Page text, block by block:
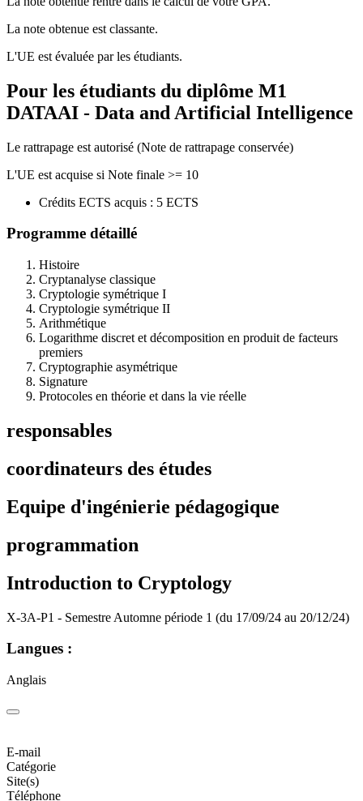
La note obtenue est classante.
L'UE est évaluée par les étudiants.
Pour les étudiants du diplôme M1
DATAAI - Data and Artificial Intelligence
Le rattrapage est autorisé (Note de rattrapage conservée)
L'UE est acquise si Note finale >= 10
Crédits ECTS acquis : 5 ECTS
Programme détaillé
Histoire
Cryptanalyse classique
Cryptologie symétrique I
Cryptologie symétrique II
Arithmétique
Logarithme discret et décomposition en produit de facteurs
premiers
Cryptographie asymétrique
Signature
Protocoles en théorie et dans la vie réelle
responsables
coordinateurs des études
Equipe d'ingénierie pédagogique
programmation
Introduction to Cryptology
X-3A-P1 - Semestre Automne période 1 (du 17/09/24 au 20/12/24)
Langues :
Anglais
E-mail
Catégorie
Site(s)
Téléphone